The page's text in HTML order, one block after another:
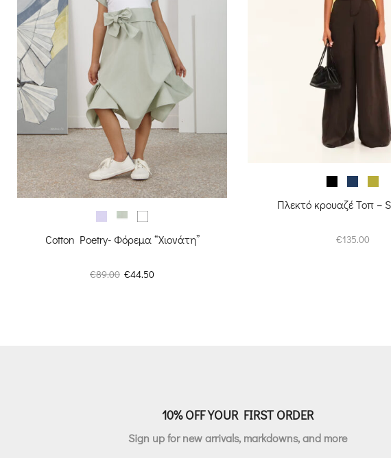
Cotton Poetry- Φόρεμα “Χιονάτη”
€89.00 Original
€44.50Η
Πλεκτό κρουαζέ Τοπ –
€135.00
10% OFF YOUR FIRST ORDER
Sign up for new arrivals, markdowns, and more